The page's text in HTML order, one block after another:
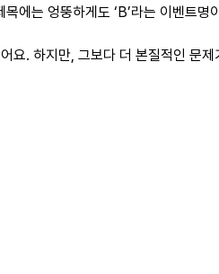
에는 엉뚱하게도 ‘B’라는 이벤트명
요. 하지만, 그보다 더 본질적인 문제